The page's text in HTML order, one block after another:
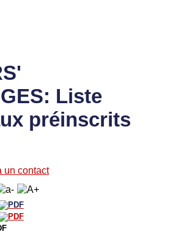
Liste
préinscrits